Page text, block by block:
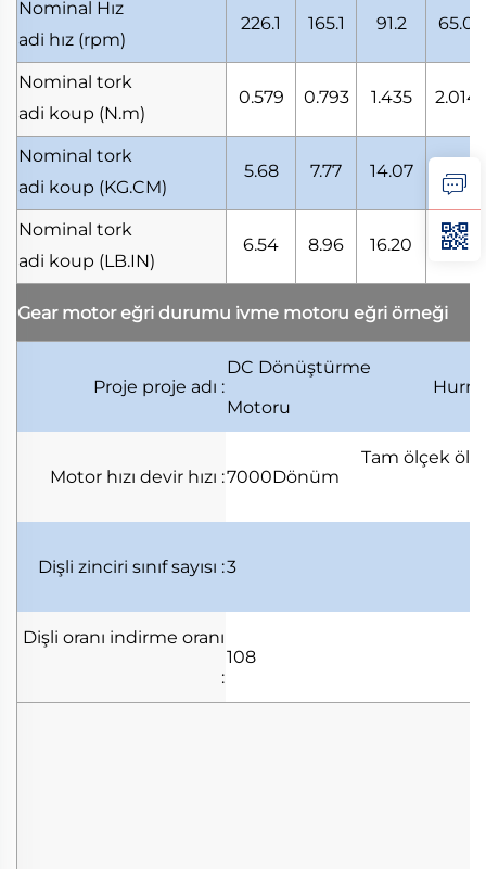
Nominal Hız
adi hız (rpm)
226.1 165.1 91.2 65.0
Nominal tork
adi koup (N.m)
0.579 0.793 1.435 2.014
Nominal tork
adi koup (KG.CM)
5.68 7.77 14.07 19.74
Nominal tork
adi koup (LB.IN)
6.54 8.96 16.20 22.74
Gear motor eğri durumu i̇vme motoru eğri örneği
Proje proje adı :
DC Dönüştürme
Motoru
Motor hızı devir hızı :7000Dönüm
Tam ölçek
Dişli zinciri sınıf sayısı :3
Dişli oranı indirme oranı
:
108